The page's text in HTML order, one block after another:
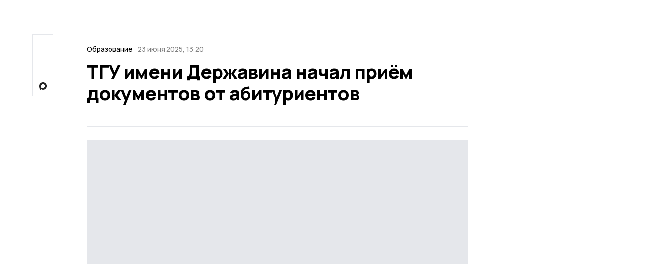
Образование 23 июня 2025, 13:20
ТГУ имени Державина начал приём
документов от абитуриентов